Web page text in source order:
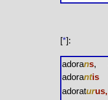
[*]:
adorans,
adorantis
adoraturus,